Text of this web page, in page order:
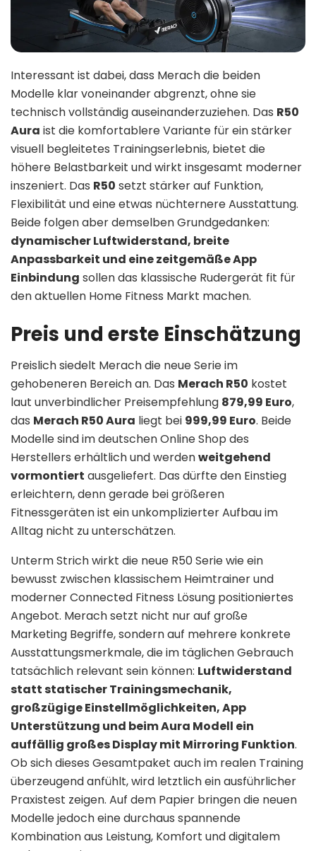
Interessant ist dabei, dass Merach die beiden
Modelle klar voneinander abgrenzt, ohne sie
technisch vollständig auseinanderzuziehen. Das R50
Aura ist die komfortablere Variante für ein stärker
visuell begleitetes Trainingserlebnis, bietet die
höhere Belastbarkeit und wirkt insgesamt moderner
inszeniert. Das R50 setzt stärker auf Funktion,
Flexibilität und eine etwas nüchternere Ausstattung.
Beide folgen aber demselben Grundgedanken:
dynamischer Luftwiderstand, breite
Anpassbarkeit und eine zeitgemäße App
Einbindung sollen das klassische Rudergerät fit für
den aktuellen Home Fitness Markt machen.
Preis und erste Einschätzung
Preislich siedelt Merach die neue Serie im
gehobeneren Bereich an. Das Merach R50 kostet
laut unverbindlicher Preisempfehlung 879,99 Euro,
das Merach R50 Aura liegt bei 999,99 Euro. Beide
Modelle sind im deutschen Online Shop des
Herstellers erhältlich und werdenweitgehend
vormontiert ausgeliefert. Das dürfte den Einstieg
erleichtern, denn gerade bei größeren
Fitnessgeräten ist ein unkomplizierter Aufbau im
Alltag nicht zu unterschätzen.
Unterm Strich wirkt die neue R50 Serie wie ein
bewusst zwischen klassischem Heimtrainer und
moderner Connected Fitness Lösung positioniertes
Angebot. Merach setzt nicht nur auf große
Marketing Begriffe, sondern auf mehrere konkrete
Ausstattungsmerkmale, die im täglichen Gebrauch
tatsächlich relevant sein können: Luftwiderstand
statt statischer Trainingsmechanik,
großzügige Einstellmöglichkeiten, App
Unterstützung und beim Aura Modell ein
auffällig großes Display mit Mirroring Funktion.
Ob sich dieses Gesamtpaket auch im realen Training
überzeugend anfühlt, wird letztlich ein ausführlicher
Praxistest zeigen. Auf dem Papier bringen die neuen
Modelle jedoch eine durchaus spannende
Kombination aus Leistung, Komfort und digitalem